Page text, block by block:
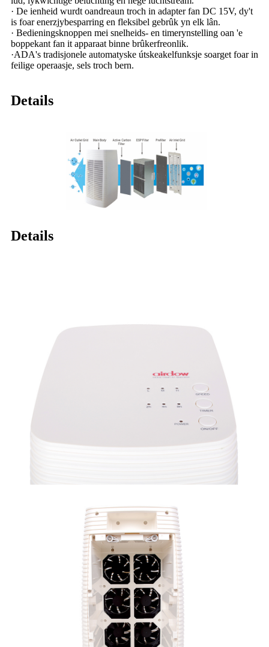
· De ienheid wurdt oandreaun troch in adapter fan DC 15V, dy't
is foar enerzjybesparring en fleksibel gebrûk yn elk lân.
· Bedieningsknoppen mei snelheids- en timerynstelling oan 'e
boppekant fan it apparaat binne brûkerfreonlik.
·ADA's tradisjonele automatyske útskeakelfunksje soarget foar in
feilige operaasje, sels troch bern.
Details
Details